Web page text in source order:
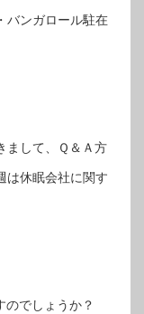
バンガロール駐在
まして、Ｑ＆Ａ方
は休眠会社に関す
のでしょうか？